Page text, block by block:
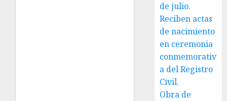
de julio.
Reciben actas
de nacimiento
en ceremonia
conmemorativ
a del Registro
Civil.
Obra de